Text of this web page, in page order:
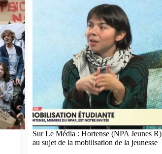
Sur Le Média : Hortense (NPA Jeunes R)
au sujet de la mobilisation de la jeunesse